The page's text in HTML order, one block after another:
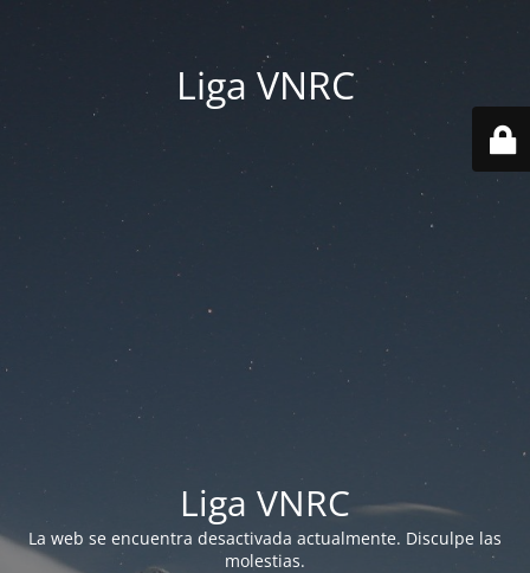
Liga VNRC
Liga VNRC
La web se encuentra desactivada actualmente. Disculpe las
molestias.